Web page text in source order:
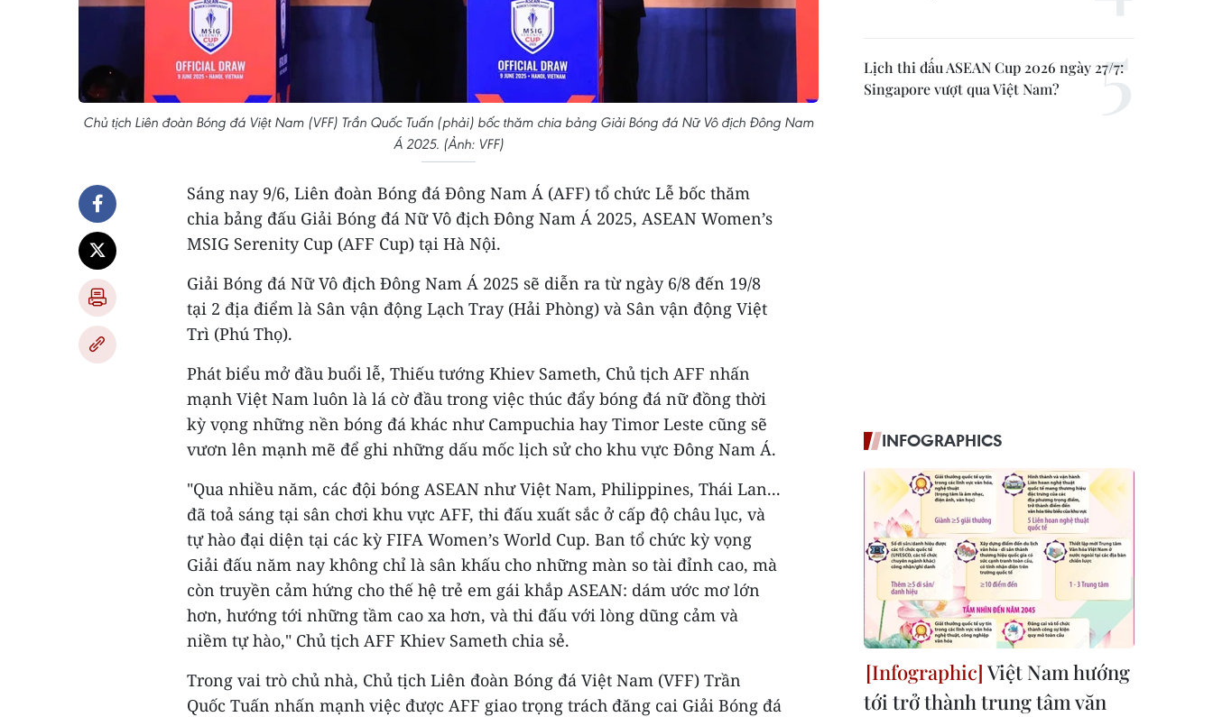
Chủ tịch Liên đoàn Bóng đá Việt Nam (VFF) Trần Quốc Tuấn (phải) bốc thăm chia bảng Giải Bóng đá Nữ Vô địch Đông Nam
Á 2025. (Ảnh: VFF)
Sáng nay 9/6, Liên đoàn Bóng đá Đông Nam Á (AFF) tổ chức Lễ bốc thăm
chia bảng đấu Giải Bóng đá Nữ Vô địch Đông Nam Á 2025, ASEAN Women’s
MSIG Serenity Cup (AFF Cup) tại Hà Nội.
Giải Bóng đá Nữ Vô địch Đông Nam Á 2025 sẽ diễn ra từ ngày 6/8 đến 19/8
tại 2 địa điểm là Sân vận động Lạch Tray (Hải Phòng) và Sân vận động Việt
Trì (Phú Thọ).
Phát biểu mở đầu buổi lễ, Thiếu tướng Khiev Sameth, Chủ tịch AFF nhấn
mạnh Việt Nam luôn là lá cờ đầu trong việc thúc đẩy bóng đá nữ đồng thời
kỳ vọng những nền bóng đá khác như Campuchia hay Timor Leste cũng sẽ
vươn lên mạnh mẽ để ghi những dấu mốc lịch sử cho khu vực Đông Nam Á.
"Qua nhiều năm, các đội bóng ASEAN như Việt Nam, Philippines, Thái Lan...
đã toả sáng tại sân chơi khu vực AFF, thi đấu xuất sắc ở cấp độ châu lục, và
tự hào đại diện tại các kỳ FIFA Women’s World Cup. Ban tổ chức kỳ vọng
Giải đấu năm nay không chỉ là sân khấu cho những màn so tài đỉnh cao, mà
còn truyền cảm hứng cho thế hệ trẻ em gái khắp ASEAN: dám ước mơ lớn
hơn, hướng tới những tầm cao xa hơn, và thi đấu với lòng dũng cảm và
niềm tự hào," Chủ tịch AFF Khiev Sameth chia sẻ.
Trong vai trò chủ nhà, Chủ tịch Liên đoàn Bóng đá Việt Nam (VFF) Trần
Quốc Tuấn nhấn mạnh việc được AFF giao trọng trách đăng cai Giải Bóng đá
Lịch thi đấu ASEAN Cup 2026 ngày 27/7:
Singapore vượt qua Việt Nam?
INFOGRAPHICS
Việt Nam hướng
tới trở thành trung tâm văn